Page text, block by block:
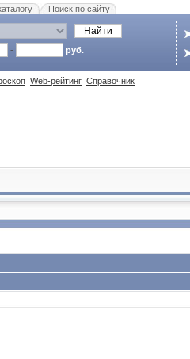
Поиск по сайту
- руб.
Web-рейтинг Справочник